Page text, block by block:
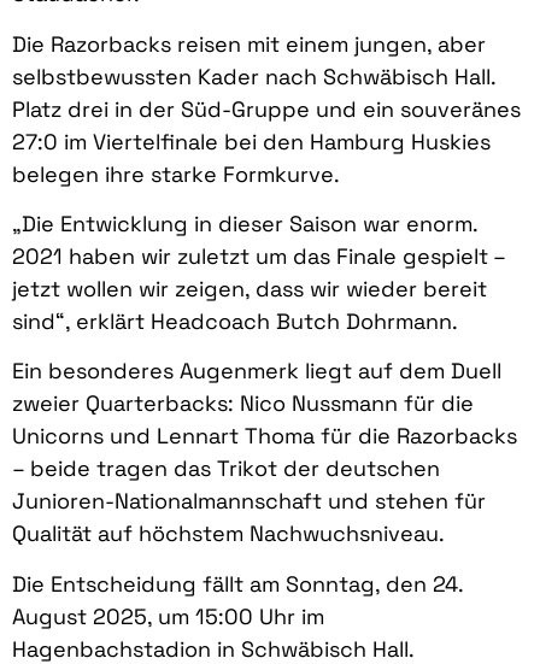
Die Razorbacks reisen mit einem jungen, aber
selbstbewussten Kader nach Schwäbisch Hall.
Platz drei in der Süd-Gruppe und ein souveränes
27:0 im Viertelfinale bei den Hamburg Huskies
belegen ihre starke Formkurve.
„Die Entwicklung in dieser Saison war enorm.
2021 haben wir zuletzt um das Finale gespielt –
jetzt wollen wir zeigen, dass wir wieder bereit
sind“, erklärt Headcoach Butch Dohrmann.
Ein besonderes Augenmerk liegt auf dem Duell
zweier Quarterbacks: Nico Nussmann für die
Unicorns und Lennart Thoma für die Razorbacks
– beide tragen das Trikot der deutschen
Junioren-Nationalmannschaft und stehen für
Qualität auf höchstem Nachwuchsniveau.
Die Entscheidung fällt am Sonntag, den 24.
August 2025, um 15:00 Uhr im
Hagenbachstadion in Schwäbisch Hall.